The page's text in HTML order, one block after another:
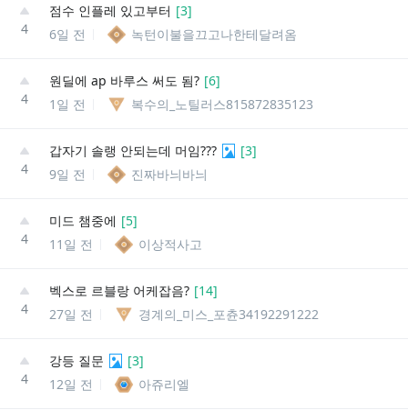
4
점수 인플레 있고부터 [3]
6일 전
녹턴이불을끄고나한테달려옴
4
원딜에 ap 바루스 써도 됨? [6]
1일 전
복수의_노틸러스815872835123
4
갑자기 솔랭 안되는데 머임??? [3]
9일 전
진짜바늬바늬
4
미드 챔중에 [5]
11일 전
이상적사고
4
벡스로 르블랑 어케잡음? [14]
27일 전
경계의_미스_포츈34192291222
4
강등 질문 [3]
12일 전
아쥬리엘